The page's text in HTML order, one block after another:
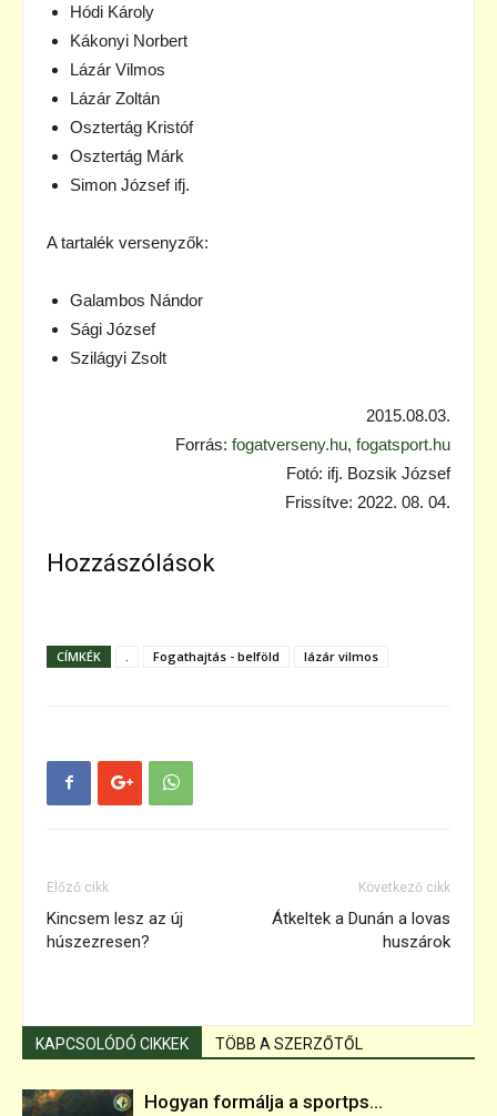
Hódi Károly
Kákonyi Norbert
Lázár Vilmos
Lázár Zoltán
Osztertág Kristóf
Osztertág Márk
Simon József ifj.
A tartalék versenyzők:
Galambos Nándor
Sági József
Szilágyi Zsolt
2015.08.03.
Forrás: fogatverseny.hu, fogatsport.hu
Fotó: ifj. Bozsik József
Frissítve: 2022. 08. 04.
Hozzászólások
CÍMKÉK Fogathajtás - belföld lázár vilmos
Előző cikk
Kincsem lesz az új
húszezresen?
Következő cikk
Átkeltek a Dunán a lovas
huszárok
KAPCSOLÓDÓ CIKKEK TÖBB A SZERZŐTŐL
Hogyan formálja a sportps...